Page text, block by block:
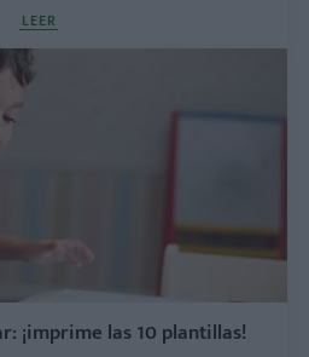
LEER
¡imprime las 10 plantillas!